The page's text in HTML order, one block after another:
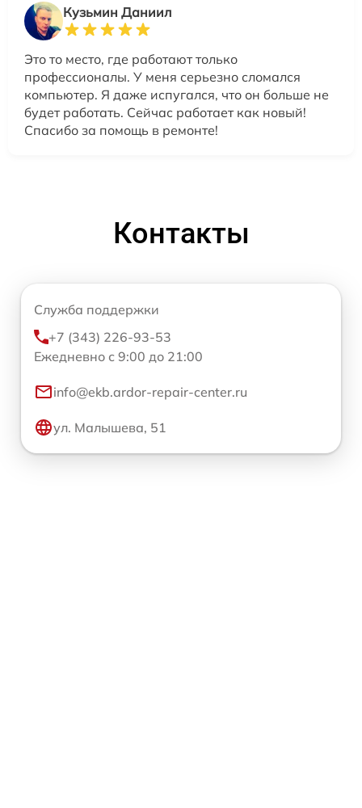
Кузьмин Даниил
Это то место, где работают только
профессионалы. У меня серьезно сломался
компьютер. Я даже испугался, что он больше не
будет работать. Сейчас работает как новый!
Спасибо за помощь в ремонте!
Контакты
Служба поддержки
+7 (343) 226-93-53
Ежедневно с 9:00 до 21:00
info@ekb.ardor-repair-center.ru
ул. Малышева, 51